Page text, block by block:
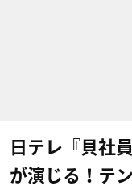
日テレ『貝社
が演じる！テ